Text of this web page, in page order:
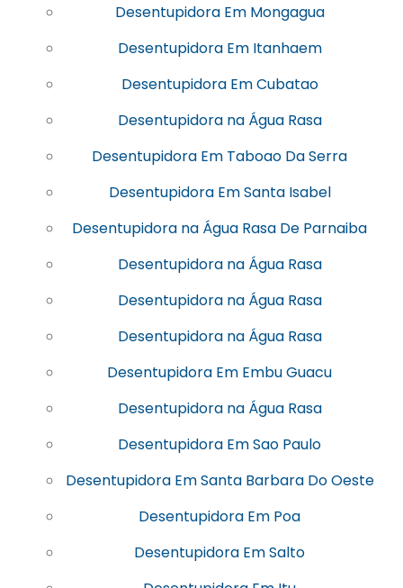
Desentupidora Em Mongagua
Desentupidora Em Itanhaem
Desentupidora Em Cubatao
Desentupidora na Água Rasa
Desentupidora Em Taboao Da Serra
Desentupidora Em Santa Isabel
Desentupidora na Água Rasa De Parnaiba
Desentupidora na Água Rasa
Desentupidora na Água Rasa
Desentupidora na Água Rasa
Desentupidora Em Embu Guacu
Desentupidora na Água Rasa
Desentupidora Em Sao Paulo
Desentupidora Em Santa Barbara Do Oeste
Desentupidora Em Poa
Desentupidora Em Salto